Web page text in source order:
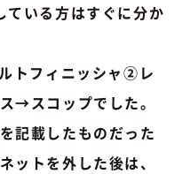
ている方はすぐに分か
トフィニッシャ②レ
スコップでした。
記載したものだった
ットを外した後は、